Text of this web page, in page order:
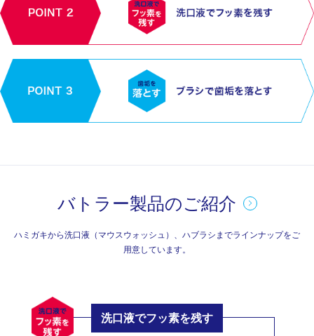
バトラー製品のご紹介
ハミガキから洗口液（マウスウォッシュ）、ハブラシまでラインナップをご
用意しています。
洗口液でフッ素を残す